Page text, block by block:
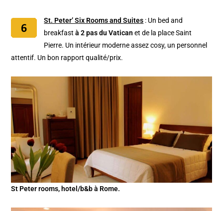
St. Peter’ Six Rooms and Suites : Un bed and
breakfastà 2 pas du Vatican et de la place Saint
Pierre. Un intérieur moderne assez cosy, un personnel
attentif. Un bon rapport qualité/prix.
St Peter rooms, hotel/b&b à Rome.